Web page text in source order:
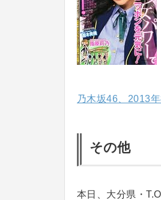
乃木坂46、2013
その他
本日、大分県・